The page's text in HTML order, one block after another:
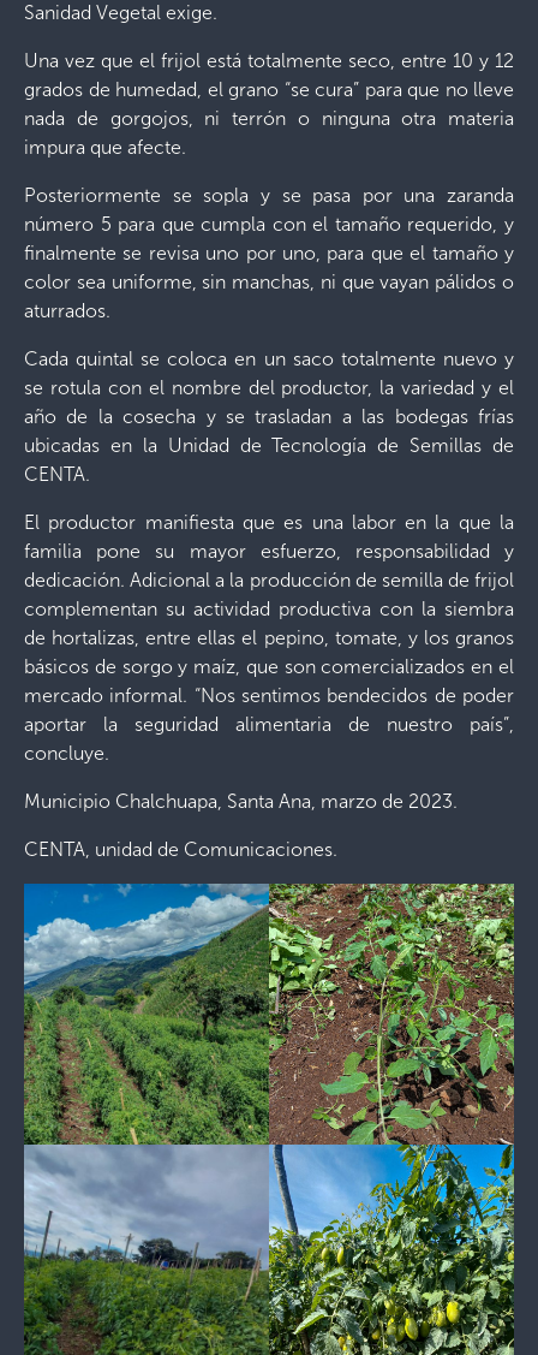
Sanidad Vegetal exige.
Una vez que el frijol está totalmente seco, entre 10 y 12
grados de humedad, el grano “se cura” para que no lleve
nada de gorgojos, ni terrón o ninguna otra materia
impura que afecte.
Posteriormente se sopla y se pasa por una zaranda
número 5 para que cumpla con el tamaño requerido, y
finalmente se revisa uno por uno, para que el tamaño y
color sea uniforme, sin manchas, ni que vayan pálidos o
aturrados.
Cada quintal se coloca en un saco totalmente nuevo y
se rotula con el nombre del productor, la variedad y el
año de la cosecha y se trasladan a las bodegas frías
ubicadas en la Unidad de Tecnología de Semillas de
CENTA.
El productor manifiesta que es una labor en la que la
familia pone su mayor esfuerzo, responsabilidad y
dedicación. Adicional a la producción de semilla de frijol
complementan su actividad productiva con la siembra
de hortalizas, entre ellas el pepino, tomate, y los granos
básicos de sorgo y maíz, que son comercializados en el
mercado informal. “Nos sentimos bendecidos de poder
aportar la seguridad alimentaria de nuestro país”,
concluye.
Municipio Chalchuapa, Santa Ana, marzo de 2023.
CENTA, unidad de Comunicaciones.